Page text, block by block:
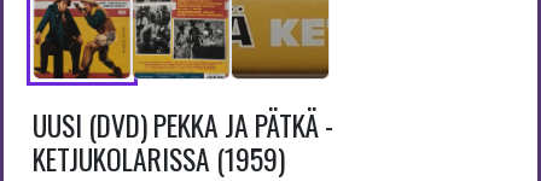
UUSI (DVD) PEKKA JA PÄTKÄ -
KETJUKOLARISSA (1959)